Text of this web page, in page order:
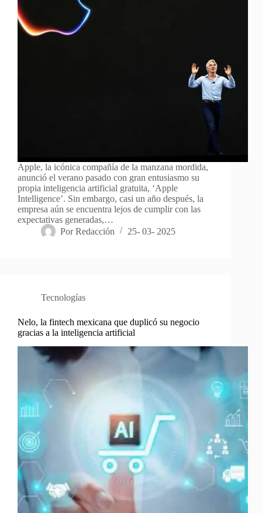
Apple, la icónica compañía de la manzana mordida,
anunció el verano pasado con gran entusiasmo su
propia inteligencia artificial gratuita, ‘Apple
Intelligence’. Sin embargo, casi un año después, la
empresa aún se encuentra lejos de cumplir con las
expectativas generadas,…
Por Redacción 25- 03- 2025
Tecnologías
Nelo, la fintech mexicana que duplicó su negocio
gracias a la inteligencia artificial